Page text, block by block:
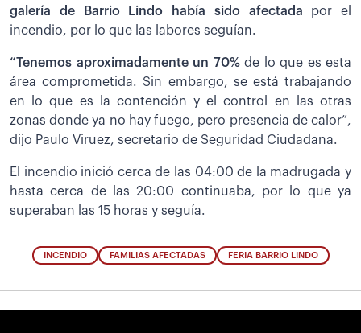
galería de Barrio Lindo había sido afectada por el
incendio, por lo que las labores seguían.
“Tenemos aproximadamente un 70%de lo que es esta
área comprometida. Sin embargo, se está trabajando
en lo que es la contención y el control en las otras
zonas donde ya no hay fuego, pero presencia de calor”,
dijo Paulo Viruez, secretario de Seguridad Ciudadana.
El incendio inició cerca de las 04:00 de la madrugada y
hasta cerca de las 20:00 continuaba, por lo que ya
superaban las 15 horas y seguía.
INCENDIO FAMILIAS AFECTADAS FERIA BARRIO LINDO